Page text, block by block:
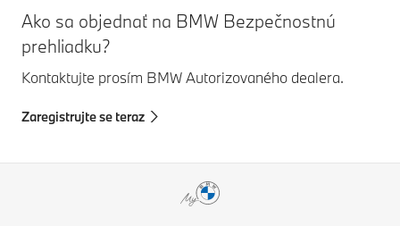
Ako sa objednať na BMW Bezpečnostnú
prehliadku?
Kontaktujte prosím BMW Autorizovaného dealera.
Zaregistrujte se teraz